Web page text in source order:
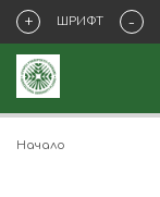
+ ШРИФТ -
Начало